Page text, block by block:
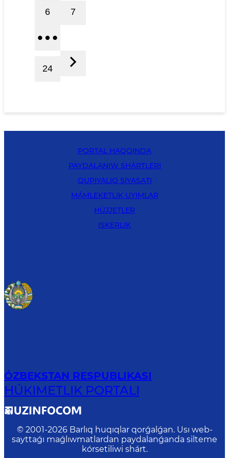
6 7
24
PORTAL HAQQINDA
PAYDALANIW SHÁRTLERI
QUPIYALIQ SIYASATI
MÁMLEKETLIK UYIMLAR
HÚJJETLER
ISKERLIK
ÓZBEKSTAN RESPUBLIKASI
HÚKIMETLIK PORTALI
© 2001-2026 Barlıq huqıqlar qorǵalǵan. Usı web-
sayttaǵı maǵlıwmatlardan paydalanǵanda silteme
kórsetiliwi shárt.